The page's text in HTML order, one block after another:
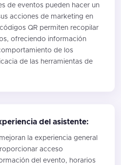
de eventos pueden hacer un
acciones de marketing en
QR permiten recopilar
ofreciendo información
de los
de las herramientas de
del asistente:
la experiencia general
acceso
del evento, horarios